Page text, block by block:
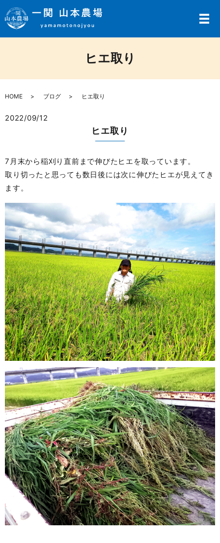
メ
ヒエ取り
HOME ブログ ヒエ取り
2022/09/12
ヒエ取り
7月末から稲刈り直前まで伸びたヒエを取っています。
取り切ったと思っても数日後には次に伸びたヒエが見えてき
ます。